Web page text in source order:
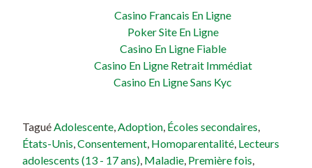
Casino Francais En Ligne
Poker Site En Ligne
Casino En Ligne Fiable
Casino En Ligne Retrait Immédiat
Casino En Ligne Sans Kyc
TaguéAdolescente,Adoption, Écoles secondaires,
États-Unis,Consentement, Homoparentalité, Lecteurs
adolescents (13 - 17 ans), Maladie, Première fois,